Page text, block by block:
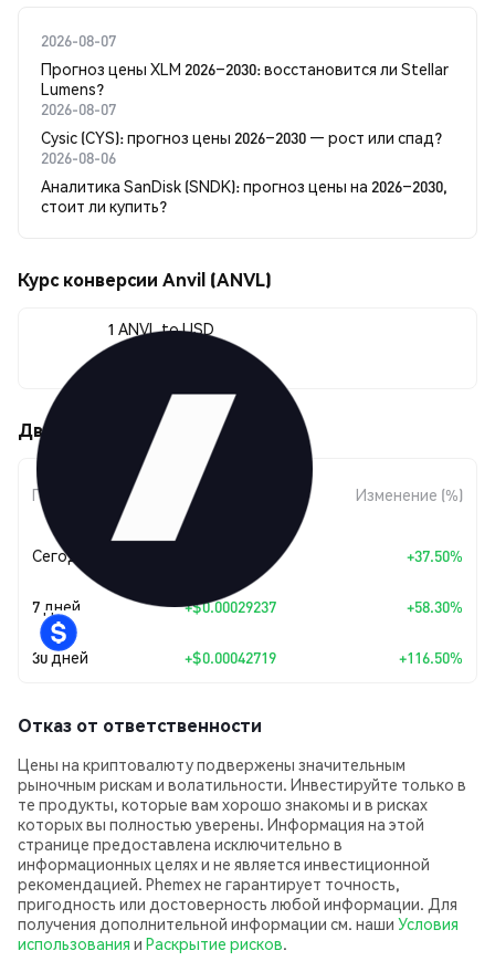
2026-08-07
Прогноз цены XLM 2026–2030: восстановится ли Stellar
Lumens?
2026-08-07
Cysic (CYS): прогноз цены 2026–2030 — рост или спад?
2026-08-06
Аналитика SanDisk (SNDK): прогноз цены на 2026–2030,
стоит ли купить?
Курс конверсии Anvil (ANVL)
1 ANVL to USD
Движения цены Anvil (ANVL)
Период
Изменение
суммы
Изменение (%)
Сегодня +37.50%
7 дней +$0.00029237 +58.30%
30 дней +$0.00042719 +116.50%
Отказ от ответственности
Цены на криптовалюту подвержены значительным
рыночным рискам и волатильности. Инвестируйте только в
те продукты, которые вам хорошо знакомы и в рисках
которых вы полностью уверены. Информация на этой
странице предоставлена исключительно в
информационных целях и не является инвестиционной
рекомендацией. Phemex не гарантирует точность,
пригодность или достоверность любой информации. Для
получения дополнительной информации см. наши Условия
использования и Раскрытие рисков.